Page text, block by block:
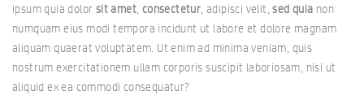
ipsum quia dolor sit amet, consectetur, adipisci velit,sed quia non
numquam eius modi tempora incidunt ut labore et dolore magnam
aliquam quaerat voluptatem. Ut enim ad minima veniam, quis
nostrum exercitationem ullam corporis suscipit laboriosam, nisi ut
aliquid ex ea commodi consequatur?